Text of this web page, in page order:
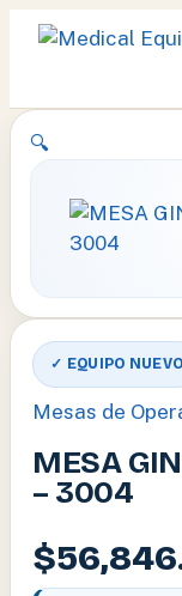
Ir
🔍
✓ EQUIPO NUEVO
Mesas de
MESA
– 3004
$